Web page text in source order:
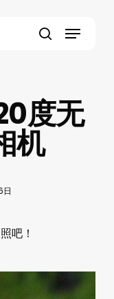
Menu
度无
机
日
吧！